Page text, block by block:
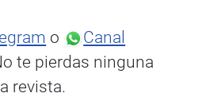
o
Canal
te pierdas ninguna
revista.